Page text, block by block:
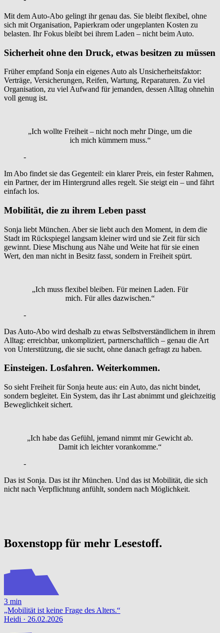
Mit dem Auto-Abo gelingt ihr genau das. Sie bleibt flexibel, ohne
sich mit Organisation, Papierkram oder ungeplanten Kosten zu
belasten. Ihr Fokus bleibt bei ihrem Laden – nicht beim Auto.
Sicherheit ohne den Druck, etwas besitzen zu müssen
Früher empfand Sonja ein eigenes Auto als Unsicherheitsfaktor:
Verträge, Versicherungen, Reifen, Wartung, Reparaturen. Zu viel
Organisation, zu viel Aufwand für jemanden, dessen Alltag ohnehin
voll genug ist.
„Ich wollte Freiheit – nicht noch mehr Dinge, um die
ich mich kümmern muss.“
-
Im Abo findet sie das Gegenteil: ein klarer Preis, ein fester Rahmen,
ein Partner, der im Hintergrund alles regelt. Sie steigt ein – und fährt
einfach los.
Mobilität, die zu ihrem Leben passt
Sonja liebt München. Aber sie liebt auch den Moment, in dem die
Stadt im Rückspiegel langsam kleiner wird und sie Zeit für sich
gewinnt. Diese Mischung aus Nähe und Weite hat für sie einen
Wert, den man nicht in Besitz fasst, sondern in Freiheit spürt.
„Ich muss flexibel bleiben. Für meinen Laden. Für
mich. Für alles dazwischen.“
-
Das Auto-Abo wird deshalb zu etwas Selbstverständlichem in ihrem
Alltag: erreichbar, unkompliziert, partnerschaftlich – genau die Art
von Unterstützung, die sie sucht, ohne danach gefragt zu haben.
Einsteigen. Losfahren. Weiterkommen.
So sieht Freiheit für Sonja heute aus: ein Auto, das nicht bindet,
sondern begleitet. Ein System, das ihr Last abnimmt und gleichzeitig
Beweglichkeit sichert.
„Ich habe das Gefühl, jemand nimmt mir Gewicht ab.
Damit ich leichter vorankomme.“
-
Das ist Sonja. Das ist ihr München. Und das ist Mobilität, die sich
nicht nach Verpflichtung anfühlt, sondern nach Möglichkeit.
Boxenstopp für mehr Lesestoff.
3 min
„Mobilität ist keine Frage des Alters.“
Heidi · 26.02.2026